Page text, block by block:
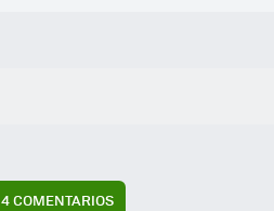
4 COMENTARIOS